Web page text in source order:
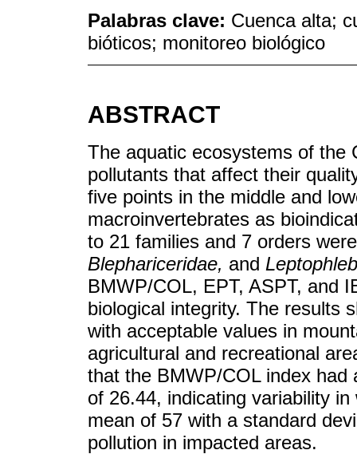
Palabras clave: Cuenca alta;
bióticos; monitoreo biológico
ABSTRACT
The aquatic ecosystems of the
pollutants that affect their
five points in the middle and
macroinvertebrates as
to 21 families and 7 orders
Blephariceridae, and
BMWP/COL, EPT, ASPT, and
biological integrity. The results
with acceptable values in
agricultural and recreational
that the BMWP/COL index had
of 26.44, indicating variability
mean of 57 with a standard
pollution in impacted areas.